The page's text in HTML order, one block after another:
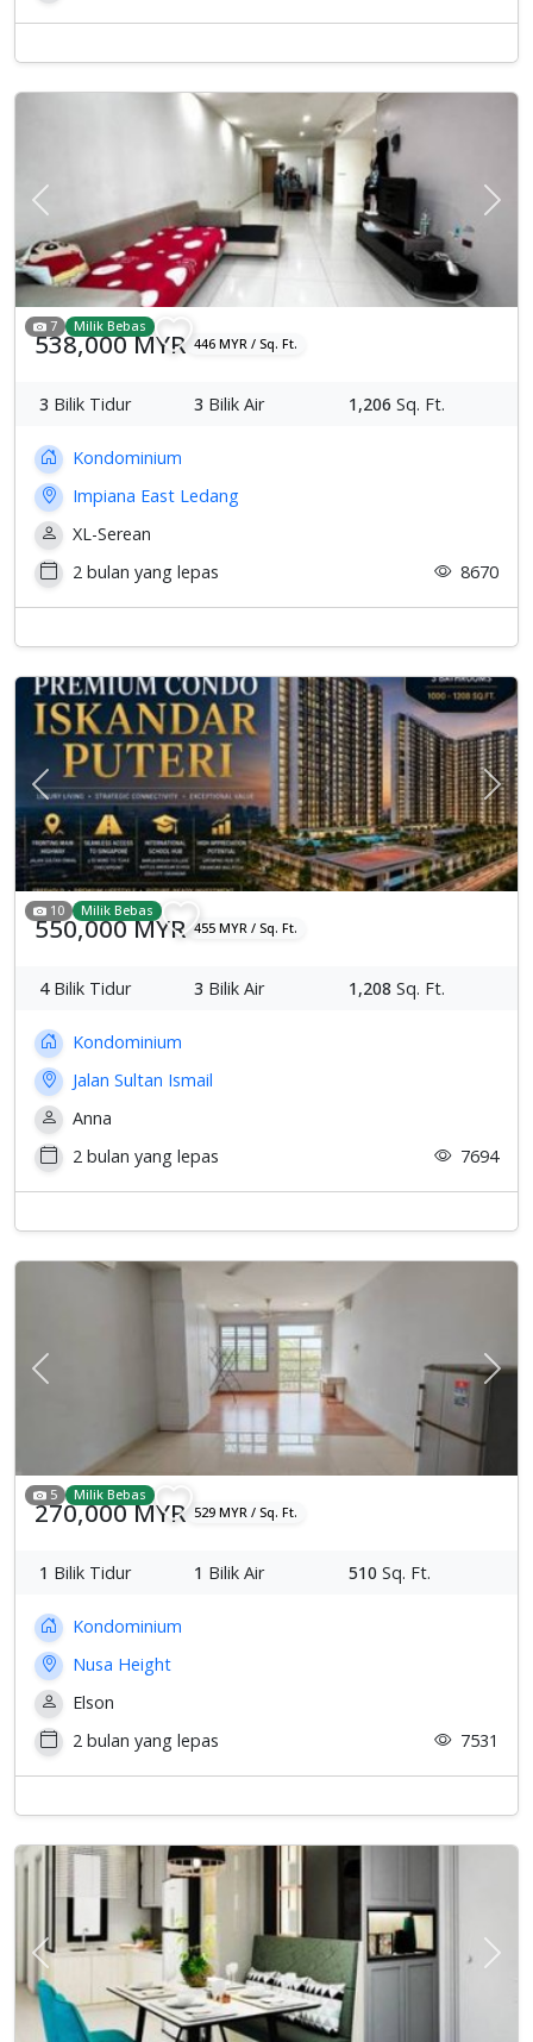
Previous
7 Milik Bebas
538,000 MYR 446 MYR / Sq. Ft.
3 Bilik Tidur 3 Bilik Air 1,206 Sq. Ft.
Kondominium
Impiana East Ledang
XL-Serean
2 bulan yang lepas
8670
Previous
10 Milik Bebas
550,000 MYR 455 MYR / Sq. Ft.
4Bilik Tidur 3 Bilik Air 1,208 Sq. Ft.
Kondominium
Jalan Sultan Ismail
Anna
2 bulan yang lepas
7694
Previous
5 Milik Bebas
270,000 MYR 529 MYR / Sq. Ft.
1 Bilik Tidur 1 Bilik Air 510 Sq. Ft.
Kondominium
Nusa Height
Elson
2 bulan yang lepas
7531
Previous